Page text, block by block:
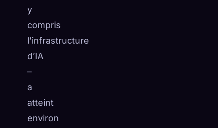
y
compris
l’infrastructure
d’IA
–
a
atteint
environ